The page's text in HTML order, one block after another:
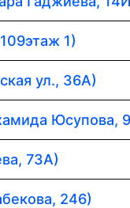
1)
ул., 36А)
Юсупова,
73А)
246)